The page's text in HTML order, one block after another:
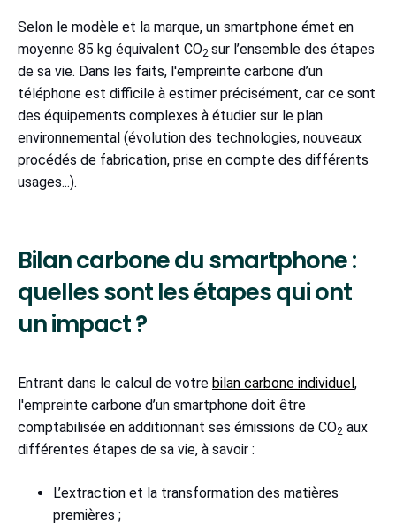
Selon le modèle et la marque, un smartphone émet en
moyenne 85 kg équivalent CO2 sur l’ensemble des étapes
de sa vie. Dans les faits, l'empreinte carbone d’un
téléphone est difficile à estimer précisément, car ce sont
des équipements complexes à étudier sur le plan
environnemental (évolution des technologies, nouveaux
procédés de fabrication, prise en compte des différents
usages...).
Bilan carbone du smartphone :
quelles sont les étapes qui ont
un impact ?
Entrant dans le calcul de votre bilan carbone individuel,
l'empreinte carbone d’un smartphone doit être
comptabilisée en additionnant ses émissions de CO2 aux
différentes étapes de sa vie, à savoir :
L’extraction et la transformation des matières
premières ;